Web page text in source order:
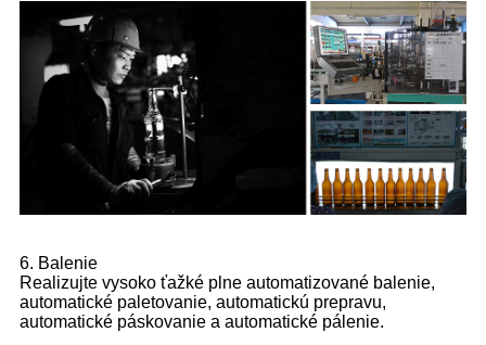
6. Balenie
Realizujte vysoko ťažké plne automatizované balenie,
automatické paletovanie, automatickú prepravu,
automatické páskovanie a automatické pálenie.